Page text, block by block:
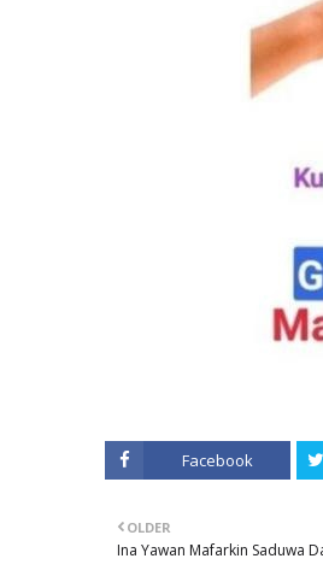
Facebook
OLDER
Ina Yawan Mafarkin Saduwa